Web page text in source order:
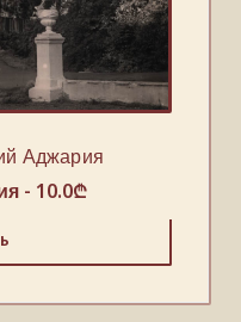
Аджария
- 10.0₾